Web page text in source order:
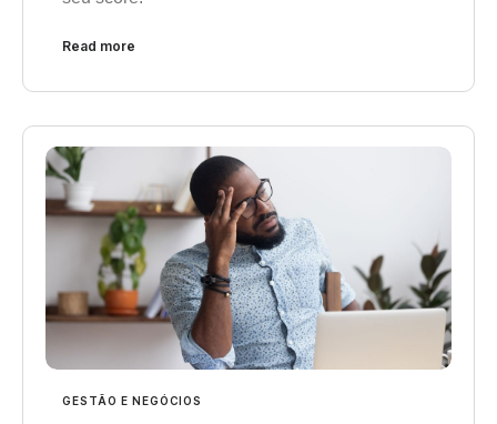
Read more
GESTÃO E NEGÓCIOS